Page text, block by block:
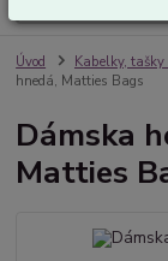
Úvod Kabelky,
hnedá, Matties Bags
Dámska
Matties